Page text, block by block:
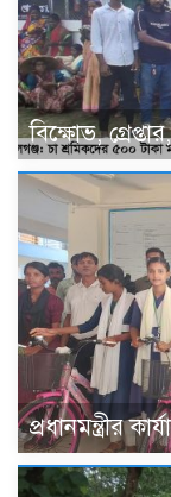
বিক্ষোভ,
প্রধানমন্ত্রীর